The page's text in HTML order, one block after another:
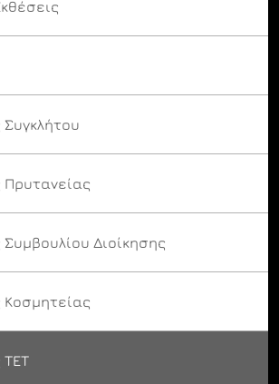
Συγκλήτου
Πρυτανείας
Συμβουλίου Διοίκησης
Κοσμητείας
ΤΕΤ